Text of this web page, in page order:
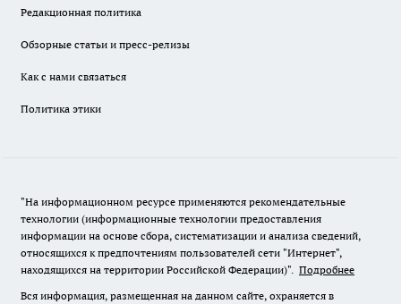
Редакционная политика
Обзорные статьи и пресс-релизы
Как с нами связаться
Политика этики
"На информационном ресурсе применяются рекомендательные
технологии (информационные технологии предоставления
информации на основе сбора, систематизации и анализа сведений,
относящихся к предпочтениям пользователей сети "Интернет",
находящихся на территории Российской Федерации)". Подробнее
Вся информация, размещенная на данном сайте, охраняется в